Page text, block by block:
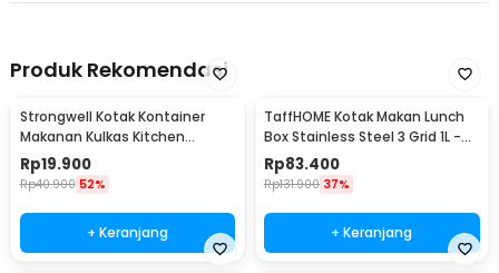
Produk Rekomendasi
Strongwell Kotak Kontainer
Makanan Kulkas Kitchen
Storage Food Box - SW804-M
Rp19.900
Rp40.900 52%
+ Keranjang
TaffHOME Kotak Makan Lunch
Box Stainless Steel 3 Grid 1L -
OU1000
Rp83.400
Rp131.900 37%
+ Keranjang